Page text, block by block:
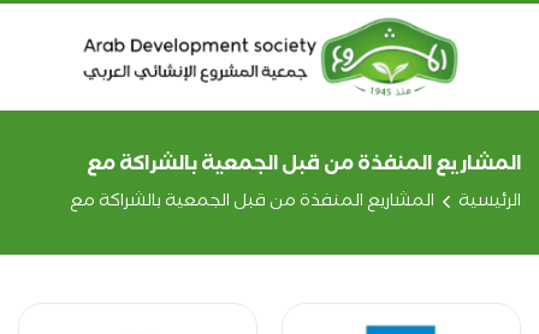
المشاريع المنفذة من قبل الجمعية بالشراكة مع
الرئيسية المشاريع المنفذة من قبل الجمعية بالشراكة مع